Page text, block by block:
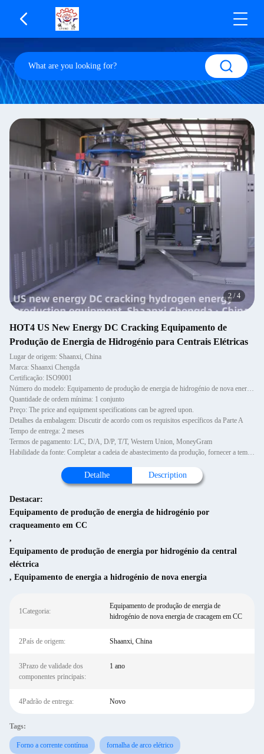
2/4
HOT4 US New Energy DC Cracking Equipamento de
Produção de Energia de Hidrogénio para Centrais Elétricas
Lugar de origem: Shaanxi, China
Marca: Shaanxi Chengda
Certificação: ISO9001
Número do modelo: Equipamento de produção de energia de hidrogénio de nova energia de cracagem em CC
Quantidade de ordem mínima: 1 conjunto
Preço: The price and equipment specifications can be agreed upon.
Detalhes da embalagem: Discutir de acordo com os requisitos específicos da Parte A
Tempo de entrega: 2 meses
Termos de pagamento: L/C, D/A, D/P, T/T, Western Union, MoneyGram
Habilidade da fonte: Completar a cadeia de abastecimento da produção, fornecer a tempo e cumprir os padrões de qualidade
Detalhe Description
Destacar:
Equipamento de produção de energia de hidrogénio por
craqueamento em CC
,
Equipamento de produção de energia por hidrogénio da central
eléctrica
, Equipamento de energia a hidrogénio de nova energia
1Categoria:
Equipamento de produção de energia de
hidrogénio de nova energia de cracagem em CC
2País de origem: Shaanxi, China
3Prazo de validade dos
componentes principais:
1 ano
4Padrão de entrega: Novo
Tags:
Forno a corrente contínua fornalha de arco elétrico